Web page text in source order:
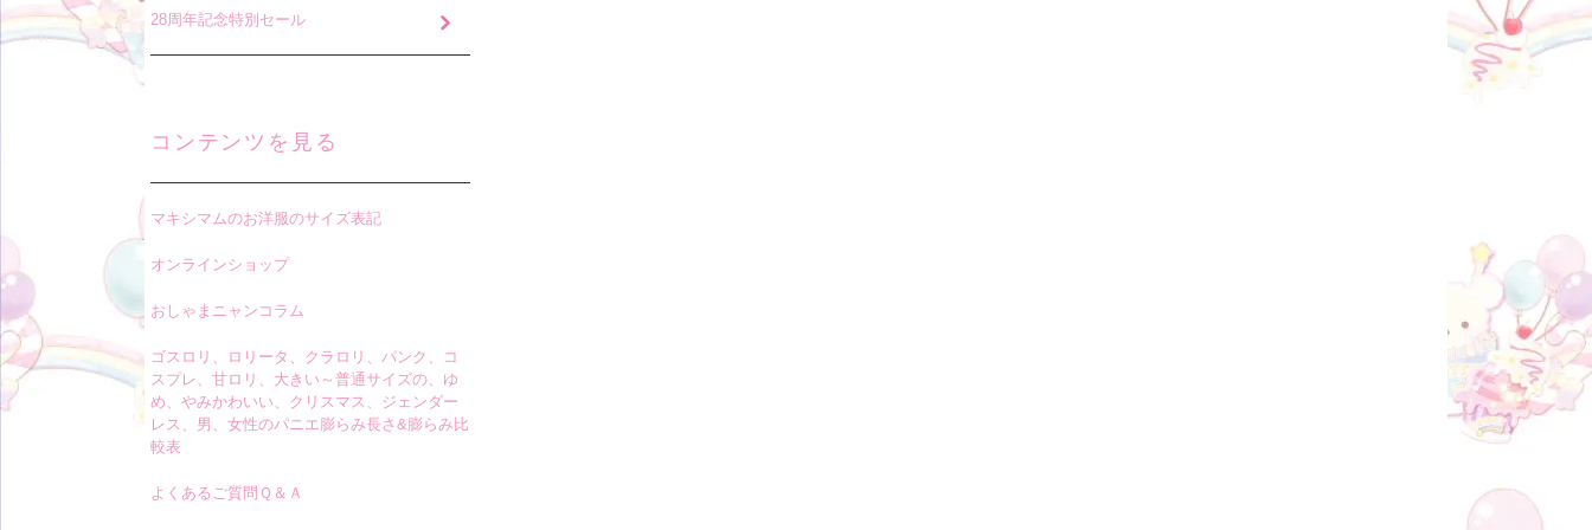
28周年記念特別セール
コンテンツを見る
マキシマムのお洋服のサイズ表記
オンラインショップ
おしゃまニャンコラム
ゴスロリ、ロリータ、クラロリ、パンク、コ
スプレ、甘ロリ、大きい～普通サイズの、ゆ
め、やみかわいい、クリスマス、ジェンダー
レス、男、女性のパニエ膨らみ長さ&膨らみ比
較表
よくあるご質問Ｑ＆Ａ